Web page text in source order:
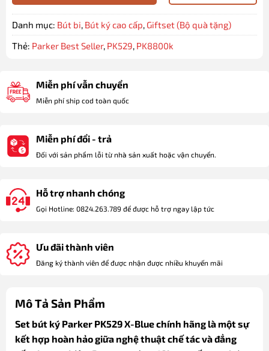
Danh mục: Bút bi, Bút ký cao cấp, Giftset (Bộ quà tặng)
Thẻ: Parker Best Seller, PK529, PK8800k
Miễn phí vẫn chuyển
Miễn phí ship cod toàn quốc
Miễn phí đổi - trả
Đối với sản phẩm lỗi từ nhà sản xuất hoặc vận chuyển.
Hỗ trợ nhanh chóng
Gọi Hotline: 0824.263.789 để được hỗ trợ ngay lập tức
Ưu đãi thành viên
Đăng ký thành viên để được nhận được nhiều khuyến mãi
Mô Tả Sản Phẩm
Set bút ký Parker PK529 X-Blue chính hãng là một sự
kết hợp hoàn hảo giữa nghệ thuật chế tác và đẳng